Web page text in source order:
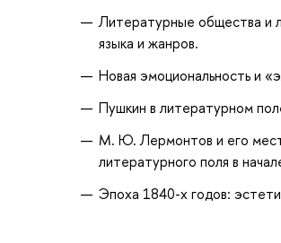
Литературные общества и
языка и жанров.
Новая эмоциональность и
Пушкин в литературном
М. Ю. Лермонтов и его
литературного поля в
Эпоха 1840-х годов: